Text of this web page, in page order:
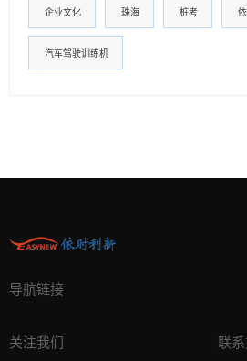
企业文化 珠海 桩考
汽车驾驶训练机
导航链接
关注我们 联